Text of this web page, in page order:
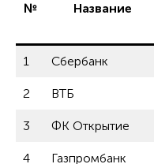
№ Название
1 Сбербанк
2 ВТБ
3 ФК Открытие
4 Газпромбанк